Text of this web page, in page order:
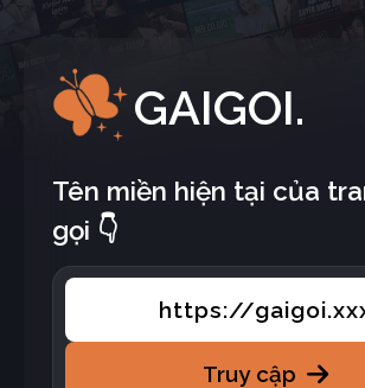
GAIGOI.
Tên miền hiện tại của
gọi 👇
https://
Truy cập